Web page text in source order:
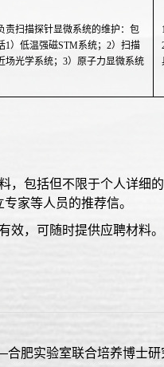
责扫描探针显微系统的维护：包
1）低温强磁STM系统；2）扫描
场光学系统；3）原子力显微系统
，包括但不限于个人详细
家等人员的推荐信。
效，可随时提供应聘材料。
合肥实验室联合培养博士